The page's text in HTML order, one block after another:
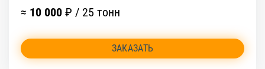
≈ 10 000 ₽ / 25 тонн
ЗАКАЗАТЬ